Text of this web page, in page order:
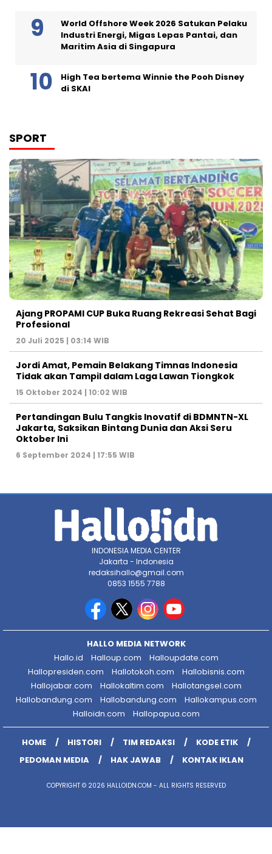
World Offshore Week 2026 Satukan Pelaku
Industri Energi, Migas Lepas Pantai, dan
Maritim Asia di Singapura
High Tea bertema Winnie the Pooh Disney
di SKAI
SPORT
Ajang PROPAMI CUP Buka Ruang Rekreasi Sehat Bagi
Profesional
20 Juli 2025 | 03:14 WIB
Jordi Amat, Pemain Belakang Timnas Indonesia
Tidak akan Tampil dalam Laga Lawan Tiongkok
15 Oktober 2024 | 10:02 WIB
Pertandingan Bulu Tangkis Inovatif di BDMNTN-XL
Jakarta, Saksikan Bintang Dunia dan Aksi Seru
Oktober Ini
6 September 2024 | 17:55 WIB
INDONESIA MEDIA CENTER
Jakarta - Indonesia
redaksihallo@gmail.com
0853 1555 7788
HALLO MEDIA NETWORK
Hallo.id
Halloup.com
Halloupdate.com
Hallopresiden.com
Hallotokoh.com
Hallobisnis.com
Hallojabar.com
Hallokaltim.com
Hallotangsel.com
Hallobandung.com
Hallobandung.com
Hallokampus.com
Halloidn.com
Hallopapua.com
HOME HISTORI TIM REDAKSI
KODE ETIK
PEDOMAN MEDIA
HAK JAWAB KONTAK IKLAN
COPYRIGHT © 2026 HALLOIDN.COM - ALL RIGHTS RESERVED